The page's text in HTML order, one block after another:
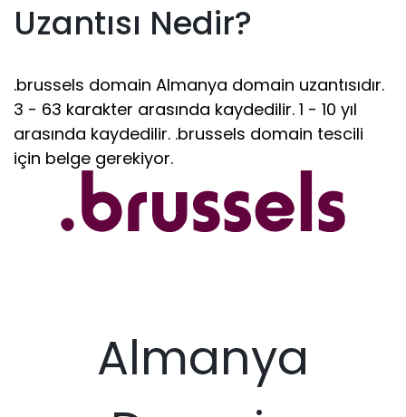
Uzantısı Nedir?
.brussels domain Almanya domain uzantısıdır.
3 - 63 karakter arasında kaydedilir. 1 - 10 yıl
arasında kaydedilir. .brussels domain tescili
için belge gerekiyor.
Almanya